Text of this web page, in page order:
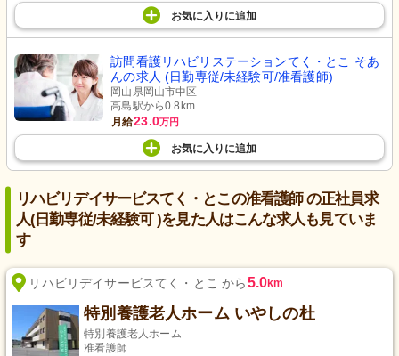
お気に入り に追加
訪問看護リハビリステーションてく・とこ そあ
んの求人 (日勤専従/未経験可/准看護師)
岡山県岡山市中区
高島駅から0.8km
月給23.0万円
お気に入り に追加
リハビリデイサービスてく・とこの准看護師 の正社員求
人(日勤専従/未経験可 )を見た人はこんな求人も見ていま
す
リハビリデイサービスてく・とこ から5.0km
特別養護老人ホーム いやしの杜
特別養護老人ホーム
准看護師